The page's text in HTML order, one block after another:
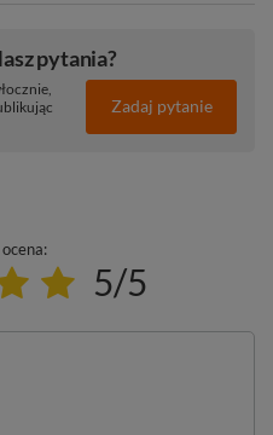
pytania?
Zadaj pytanie
5/5